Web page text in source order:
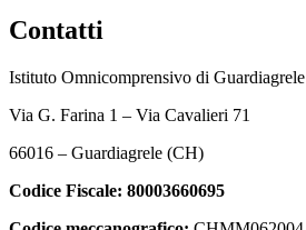
Contatti
Istituto Omnicomprensivo di Guardiagrele
Via G. Farina 1 – Via Cavalieri 71
66016 – Guardiagrele (CH)
Codice Fiscale: 80003660695